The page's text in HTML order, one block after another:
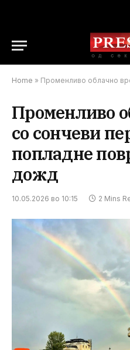
Home » Променливо облачно време со
Променливо
со сончеви
попладне
дожд
10.05.2026 во 10:15 2 Mins